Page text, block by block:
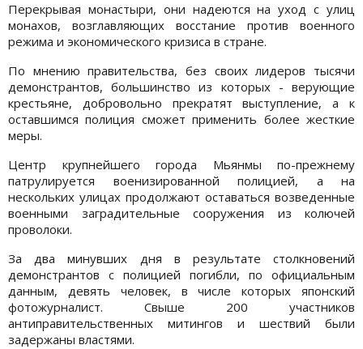
Перекрывая монастыри, они надеются на уход с улиц
монахов, возглавляющих восстание против военного
режима и экономического кризиса в стране.
По мнению правительства, без своих лидеров тысячи
демонстрантов, большинство из которых - верующие
крестьяне, добровольно прекратят выступление, а к
оставшимся полиция сможет применить более жесткие
меры.
Центр крупнейшего города Мьянмы по-прежнему
патрулируется военизированной полицией, а на
нескольких улицах продолжают оставаться возведенные
военными заградительные сооружения из колючей
проволоки.
За два минувших дня в результате столкновений
демонстрантов с полицией погибли, по официальным
данным, девять человек, в числе которых японский
фотожурналист. Свыше 200 участников
антиправительственных митингов и шествий были
задержаны властями.